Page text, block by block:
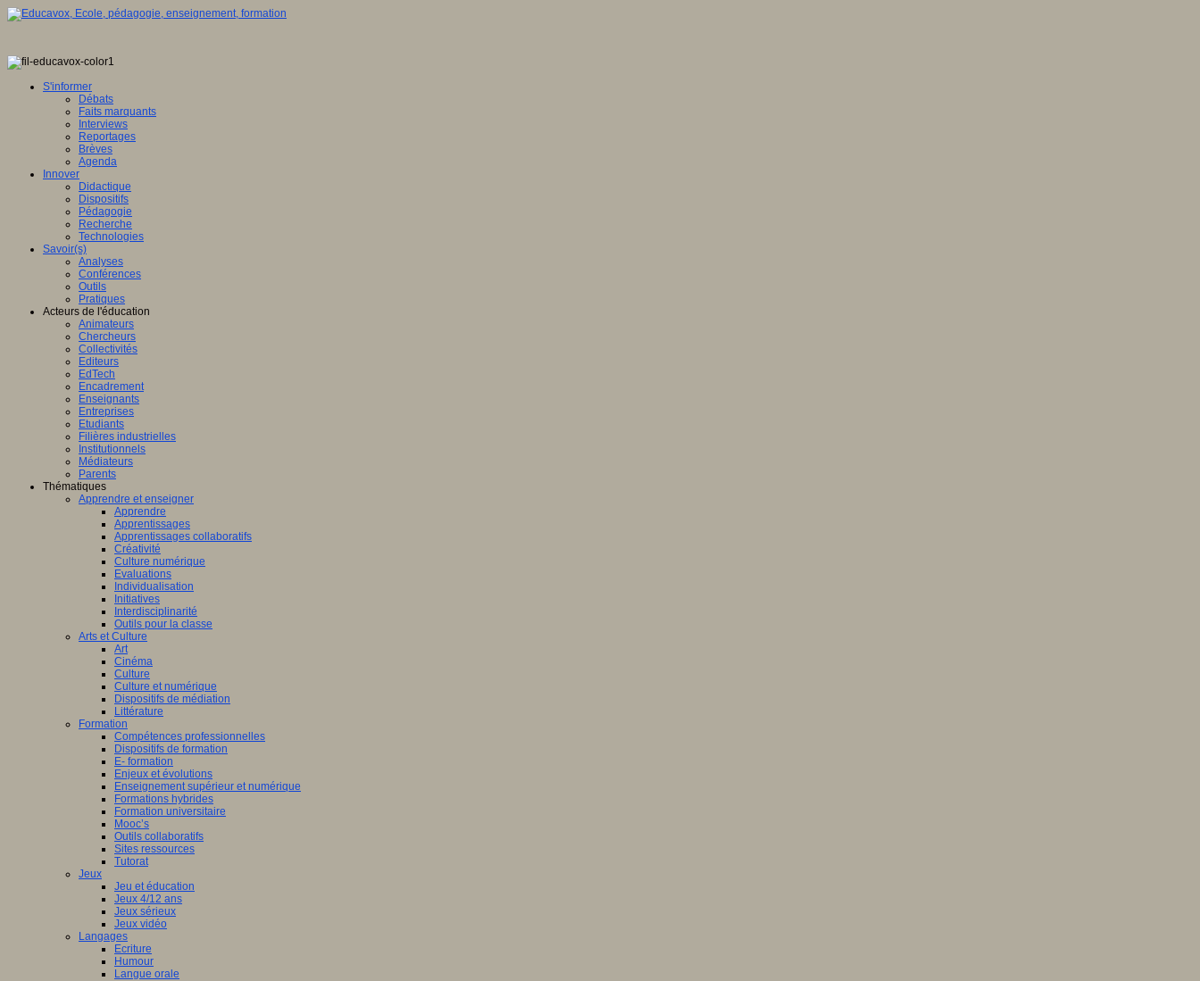
S'informer
Débats
Faits marquants
Interviews
Reportages
Brèves
Agenda
Innover
Didactique
Dispositifs
Pédagogie
Recherche
Technologies
Savoir(s)
Analyses
Conférences
Outils
Pratiques
Acteurs de l'éducation
Animateurs
Chercheurs
Collectivités
Editeurs
EdTech
Encadrement
Enseignants
Entreprises
Etudiants
Filières industrielles
Institutionnels
Médiateurs
Parents
Thématiques
Apprendre et enseigner
Apprendre
Apprentissages
Apprentissages collaboratifs
Créativité
Culture numérique
Evaluations
Individualisation
Initiatives
Interdisciplinarité
Outils pour la classe
Arts et Culture
Art
Cinéma
Culture
Culture et numérique
Dispositifs de médiation
Littérature
Formation
Compétences professionnelles
Dispositifs de formation
E- formation
Enjeux et évolutions
Enseignement supérieur et numérique
Formations hybrides
Formation universitaire
Mooc’s
Outils collaboratifs
Sites ressources
Tutorat
Jeux
Jeu et éducation
Jeux 4/12 ans
Jeux sérieux
Jeux vidéo
Langages
Ecriture
Humour
Langue orale